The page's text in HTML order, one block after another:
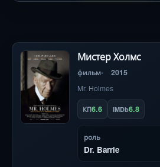
Мистер Холмс
фильм 2015
Mr. Holmes
КП6.6 IMDb6.8
роль
Dr. Barrie